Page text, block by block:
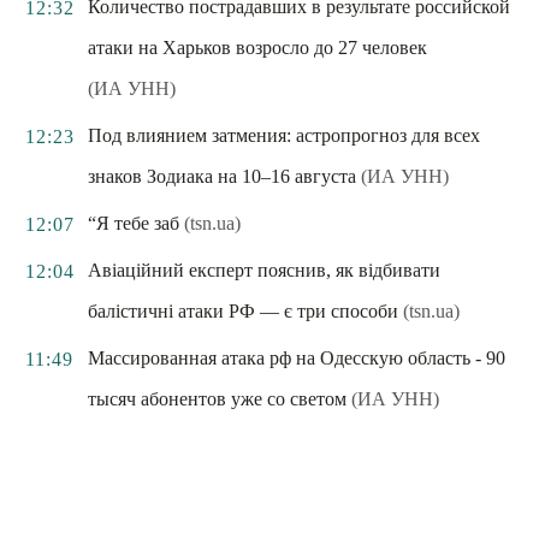
12:32
Количество пострадавших в результате российской
атаки на Харьков возросло до 27 человек
(ИА УНН)
12:23
Под влиянием затмения: астропрогноз для всех
знаков Зодиака на 10–16 августа (ИА УНН)
12:07 “Я тебе заб (tsn.ua)
12:04
Авіаційний експерт пояснив, як відбивати
балістичні атаки РФ — є три способи (tsn.ua)
11:49
Массированная атака рф на Одесскую область - 90
тысяч абонентов уже со светом (ИА УНН)